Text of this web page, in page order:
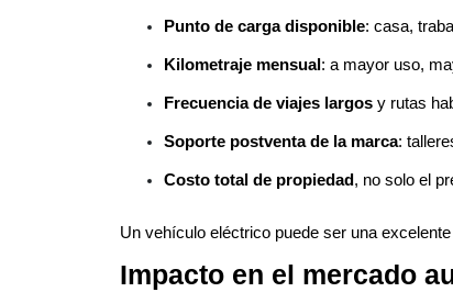
Punto de carga disponible: casa,
Kilometraje mensual : a mayor uso,
Frecuencia de viajes largosy rutas
Soporte postventa de la marca:
Costo total de propiedad, no solo el
Un vehículo eléctrico puede ser una
Impacto en el mercado